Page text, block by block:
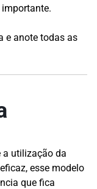
e anote todas as
a utilização da
esse modelo
que fica